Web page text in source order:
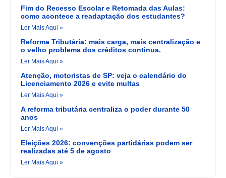
Fim do Recesso Escolar e Retomada das Aulas:
como acontece a readaptação dos estudantes?
Ler Mais Aqui »
Reforma Tributária: mais carga, mais centralização e
o velho problema dos créditos continua.
Ler Mais Aqui »
Atenção, motoristas de SP: veja o calendário do
Licenciamento 2026 e evite multas
Ler Mais Aqui »
A reforma tributária centraliza o poder durante 50
anos
Ler Mais Aqui »
Eleições 2026: convenções partidárias podem ser
realizadas até 5 de agosto
Ler Mais Aqui »